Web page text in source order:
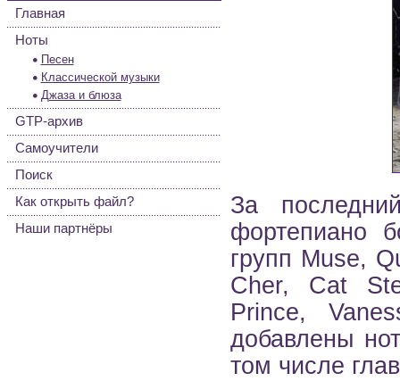
За
фортепиано
групп Muse,
Cher, Cat
Prince,
добавлены
том числе
Главная
Ноты
Песен
Классической музыки
Джаза и блюза
GTP-архив
Самоучители
Поиск
Как открыть файл?
Наши партнёры